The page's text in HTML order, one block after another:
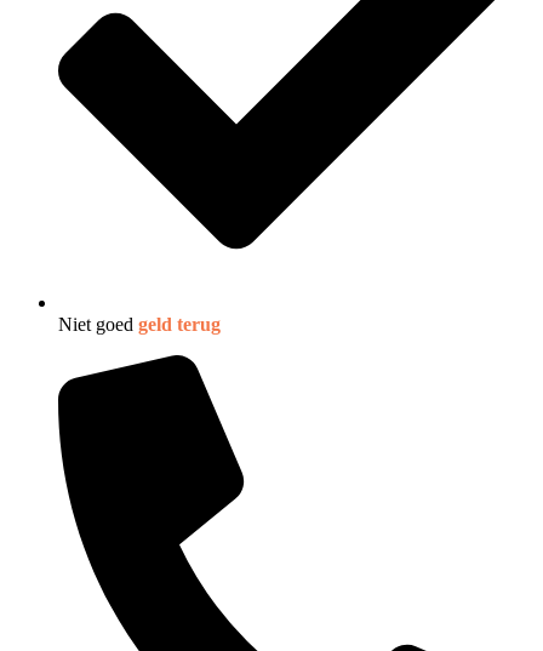
Niet goed geld terug